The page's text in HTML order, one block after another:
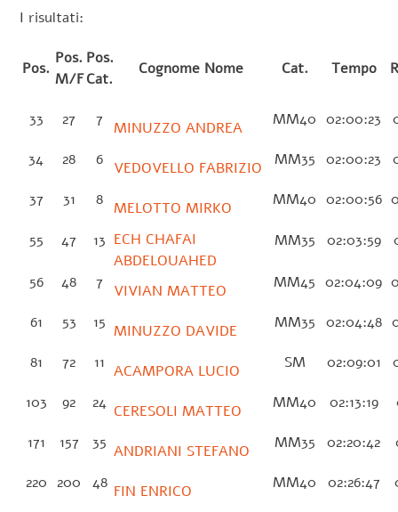
I risultati:
Pos.
Pos.
M/F
Pos.
Cat.
Cognome Nome Cat. Tempo
33 27 7 MINUZZO ANDREA MM40 02:00:23
34 28 6 VEDOVELLO FABRIZIO MM35 02:00:23
37 31 8 MELOTTO MIRKO MM40 02:00:56
55 47 13 ECH CHAFAI
ABDELOUAHED
MM35 02:03:59
56 48 7 VIVIAN MATTEO MM45 02:04:09
61 53 15 MINUZZO DAVIDE MM35 02:04:48
81 72 11 ACAMPORA LUCIO SM 02:09:01
103 92 24 CERESOLI MATTEO MM40 02:13:19
171 157 35 ANDRIANI STEFANO MM35 02:20:42
220 200 48 FIN ENRICO MM40 02:26:47